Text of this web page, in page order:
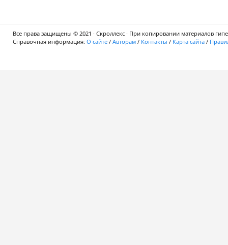
Все права защищены © 2021 · Скроллекс · При копировании материалов
Справочная информация: О сайте / Авторам / Контакты / Карта сайта /